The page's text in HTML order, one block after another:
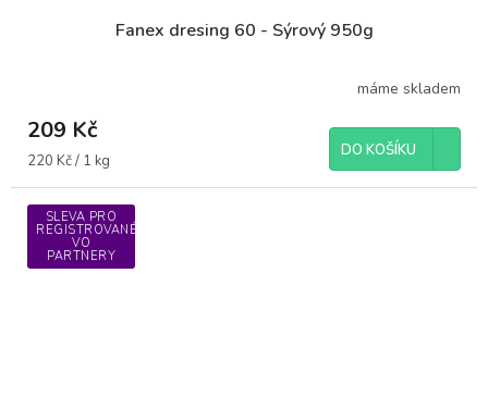
Fanex dresing 60 - Sýrový 950g
máme skladem
209 Kč
Měrná
220 Kč / 1 kg
DO KOŠÍKU
SLEVA PRO
REGISTROVANÉ
VO
PARTNERY